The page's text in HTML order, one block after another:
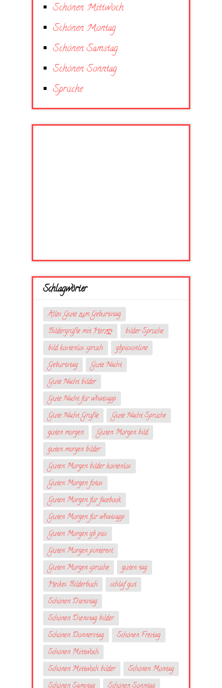
Schönen Mittwoch
Schönen Montag
Schönen Samstag
Schönen Sonntag
Sprüche
Schlagwörter
Alles Gute zum Geburtstag
Bildergrüße mit Herzღ
bilder Sprüche
bild kostenlos spruch
gbpicsonline
Geburtstag
Gute Nacht
Gute Nacht bilder
Gute Nacht für whatsapp
Gute Nacht Grüße
Gute Nacht Sprüche
guten morgen
Guten Morgen bild
guten morgen bilder
Guten Morgen bilder kostenlos
Guten Morgen fotos
Guten Morgen für facebook
Guten Morgen für whatsapp
Guten Morgen gb pics
Guten Morgen pinterest
Guten Morgen sprüche
guten tag
Heikes Bilderbuch
schlaf gut
Schönen Dienstag
Schönen Dienstag bilder
Schönen Donnerstag
Schönen Freitag
Schönen Mittwoch
Schönen Mittwoch bilder
Schönen Montag